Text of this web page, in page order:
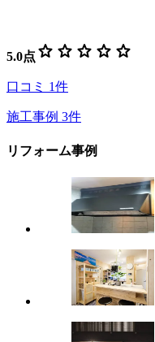
5.0点 star star star star star
口コミ 1件
施工事例 3件
リフォーム事例